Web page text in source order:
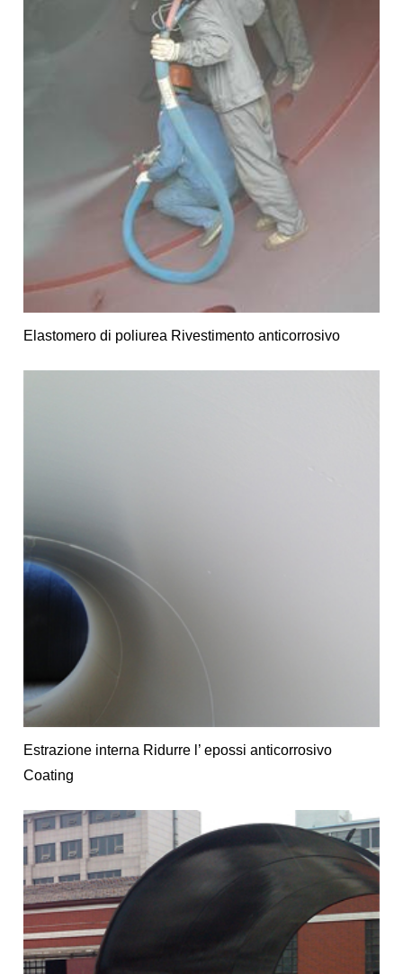
Elastomero di poliurea Rivestimento anticorrosivo
Estrazione interna Ridurre l’ epossi anticorrosivo
Coating